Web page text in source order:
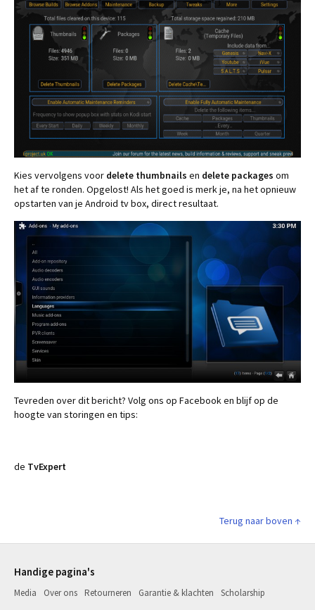
Kies vervolgens voor delete thumbnails en delete packages om
het af te ronden. Opgelost! Als het goed is merk je, na het opnieuw
opstarten van je Android tv box, direct resultaat.
Tevreden over dit bericht? Volg ons op Facebook en blijf op de
hoogte van storingen en tips:
de TvExpert
Terug naar boven ↑
Handige pagina's
Media Over ons Retourneren Garantie & klachten Scholarship